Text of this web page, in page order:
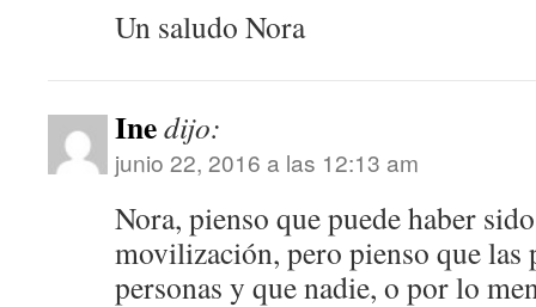
Un saludo Nora
Inedijo:
junio 22, 2016 a las 12:13 am
Nora, pienso que puede haber
movilización, pero pienso que las
personas y que nadie, o por lo